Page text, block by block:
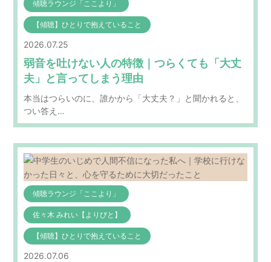
傾聴ラウンジ「ここより」
【傾聴】ひとりで抱えていること
2026.07.25
弱音を吐けない人の特徴｜つらくても「大丈
夫」と言ってしまう理由
本当はつらいのに、誰かから「大丈夫？」と聞かれると、
つい答え…
傾聴ラウンジ「ここより」
佐々木 みれい【よりびと】
【傾聴】ひとりで抱えていること
2026.07.06